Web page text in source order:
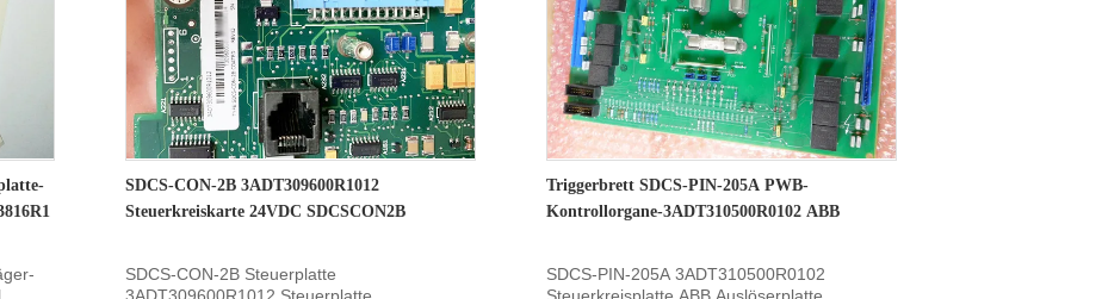
SDCS-CON-2B 3ADT309600R1012
Steuerkreiskarte 24VDC SDCSCON2B
SDCS-CON-2B Steuerplatte
Triggerbrett SDCS-PIN-205A PWB-
Kontrollorgane-3ADT310500R0102 ABB
SDCS-PIN-205A 3ADT310500R0102